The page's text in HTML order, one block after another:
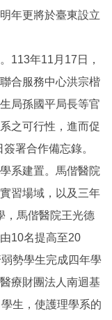
年更將於臺東設立
年11月17日，
合服務中心洪宗楷
局孫國平局長等官
之可行性，進而促
署合作備忘錄。
系建置。馬偕醫院
習場域，以及三年
，馬偕醫院王光德
10名提高至20
勢學生完成四年學
療財團法人南迴基
生，使護理學系的